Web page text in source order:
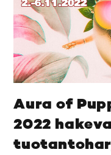
Aura of
2022